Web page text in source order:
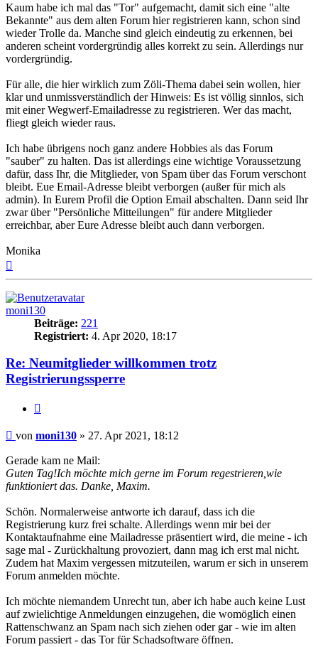
Kaum habe ich mal das "Tor" aufgemacht, damit sich eine "alte
Bekannte" aus dem alten Forum hier registrieren kann, schon sind
wieder Trolle da. Manche sind gleich eindeutig zu erkennen, bei
anderen scheint vordergründig alles korrekt zu sein. Allerdings nur
vordergründig.
Für alle, die hier wirklich zum Zöli-Thema dabei sein wollen, hier
klar und unmissverständlich der Hinweis: Es ist völlig sinnlos, sich
mit einer Wegwerf-Emailadresse zu registrieren. Wer das macht,
fliegt gleich wieder raus.
Ich habe übrigens noch ganz andere Hobbies als das Forum
"sauber" zu halten. Das ist allerdings eine wichtige Voraussetzung
dafür, dass Ihr, die Mitglieder, von Spam über das Forum verschont
bleibt. Eue Email-Adresse bleibt verborgen (außer für mich als
admin). In Eurem Profil die Option Email abschalten. Dann seid Ihr
zwar über "Persönliche Mitteilungen" für andere Mitglieder
erreichbar, aber Eure Adresse bleibt auch dann verborgen.
Monika
moni130
Beiträge: 221
Registriert: 4. Apr 2020, 18:17
Re: Neumitglieder willkommen trotz
Registrierungssperre
Beitrag
von moni130 » 27. Apr 2021, 18:12
Gerade kam ne Mail:
Guten Tag!Ich möchte mich gerne im Forum regestrieren,wie
funktioniert das. Danke, Maxim.
Schön. Normalerweise antworte ich darauf, dass ich die
Registrierung kurz frei schalte. Allerdings wenn mir bei der
Kontaktaufnahme eine Mailadresse präsentiert wird, die meine - ich
sage mal - Zurückhaltung provoziert, dann mag ich erst mal nicht.
Zudem hat Maxim vergessen mitzuteilen, warum er sich in unserem
Forum anmelden möchte.
Ich möchte niemandem Unrecht tun, aber ich habe auch keine Lust
auf zwielichtige Anmeldungen einzugehen, die womöglich einen
Rattenschwanz an Spam nach sich ziehen oder gar - wie im alten
Forum passiert - das Tor für Schadsoftware öffnen.